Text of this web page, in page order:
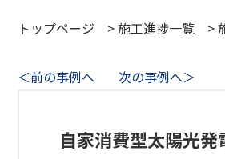
トップページ >施工進捗一覧 >
＜前の事例へ
次の事例へ＞
自家消費型太陽光発